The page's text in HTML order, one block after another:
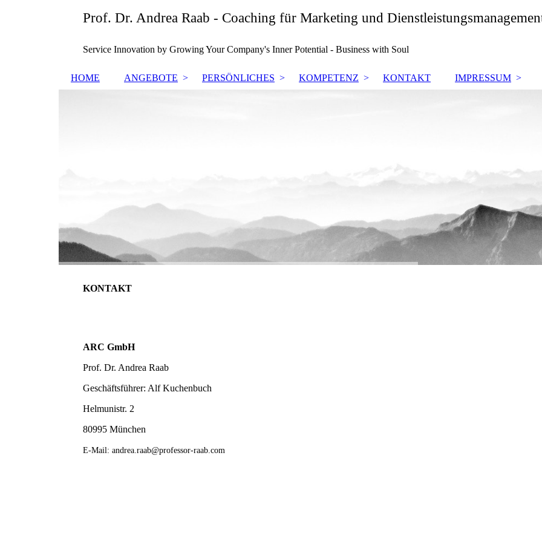
Prof. Dr. Andrea Raab - Coaching für Marketing und
Service Innovation by Growing Your Company's Inner Potential - Business with Soul
HOME ANGEBOTE PERSÖNLICHES KOMPETENZ KONTAKT IMPRESSUM
KONTAKT
ARC GmbH
Prof. Dr. Andrea Raab
Geschäftsführer: Alf Kuchenbuch
Helmunistr. 2
80995 München
E-Mail: andrea.raab@professor-raab.com